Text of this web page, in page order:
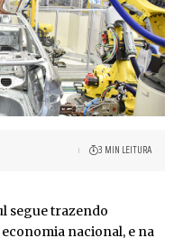
3 MIN LEITURA
segue trazendo
nacional, e na